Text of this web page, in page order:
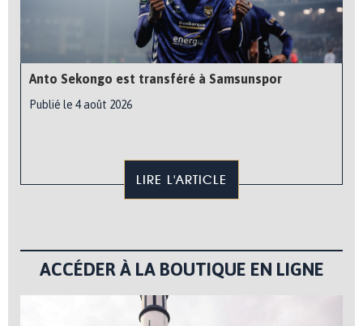
Anto Sekongo est transféré à Samsunspor
Publié le 4 août 2026
LIRE L'ARTICLE
ACCÉDER À LA BOUTIQUE EN LIGNE